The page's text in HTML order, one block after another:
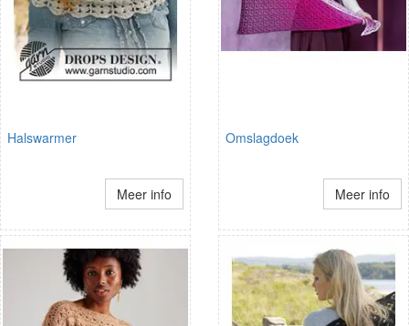
Halswarmer
Meer info
Omslagdoek
Meer info